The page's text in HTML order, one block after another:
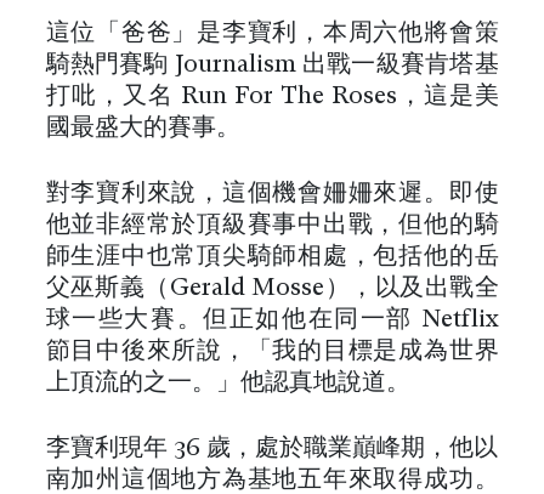
這位「爸爸」是李寶利，本周六他將會策
騎熱門賽駒 Journalism 出戰一級賽肯塔基
打吡，又名 Run For The Roses，這是美
國最盛大的賽事。
對李寶利來說，這個機會姍姍來遲。即使
他並非經常於頂級賽事中出戰，但他的騎
師生涯中也常頂尖騎師相處，包括他的岳
父巫斯義（Gerald Mosse），以及出戰全
球一些大賽。但正如他在同一部 Netflix
節目中後來所說，「我的目標是成為世界
上頂流的之一。」他認真地說道。
李寶利現年 36 歲，處於職業巔峰期，他以
南加州這個地方為基地五年來取得成功。